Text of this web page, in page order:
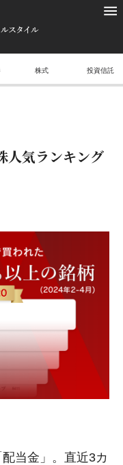
株式 投資信託
人気ランキング
当金」。直近3カ